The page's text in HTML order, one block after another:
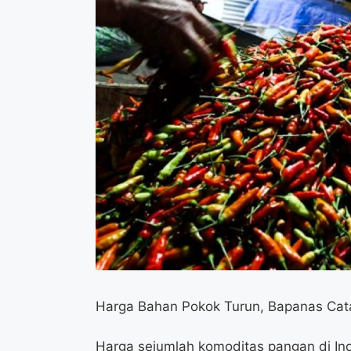
Harga Bahan Pokok Turun, Bapanas
Harga sejumlah komoditas pangan di